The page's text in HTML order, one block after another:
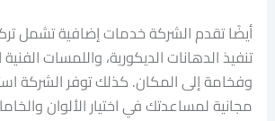
أيضًا تقدم الشركة خدمات إضافية تشمل
تنفيذ الدهانات الديكورية، واللمسات
وفخامة إلى المكان. كذلك توفر الشركة
مجانية لمساعدتك في اختيار الألوان